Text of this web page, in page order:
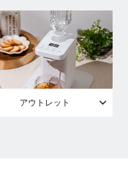
アウトレット